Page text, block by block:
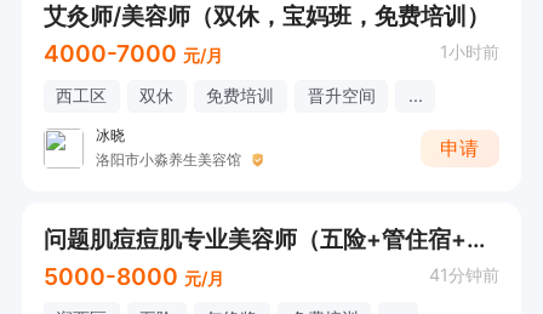
艾灸师/美容师（双休，宝妈班，免费培训）
4000-7000 元/月 1小时前
西工区 双休 免费培训 晋升空间 ...
冰晓
洛阳市小淼养生美容馆
申请
问题肌痘痘肌专业美容师（五险+管住宿+各类奖金+保底5000+）
5000-8000 元/月 41分钟前